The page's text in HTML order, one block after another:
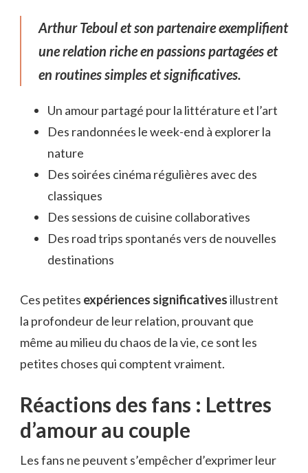
Arthur Teboul et son partenaire exemplifient
une relation riche en passions partagées et
en routines simples et significatives.
Un amour partagé pour la littérature et l’art
Des randonnées le week-end à explorer la
nature
Des soirées cinéma régulières avec des
classiques
Des sessions de cuisine collaboratives
Des road trips spontanés vers de nouvelles
destinations
Ces petites expériences significativesillustrent
la profondeur de leur relation, prouvant que
même au milieu du chaos de la vie, ce sont les
petites choses qui comptent vraiment.
Réactions des fans : Lettres
d’amour au couple
Les fans ne peuvent s’empêcher d’exprimer leur